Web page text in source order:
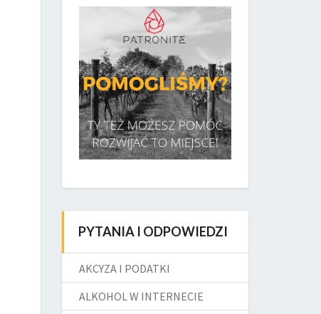
PYTANIA I ODPOWIEDZI
AKCYZA I PODATKI
ALKOHOL W INTERNECIE